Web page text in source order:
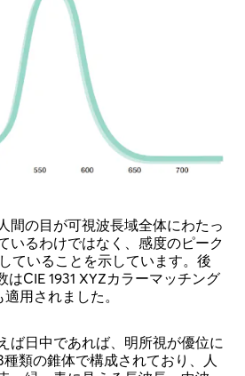
間の目が可視波長域全体にわたっ
いるわけではなく、感度のピーク
ていることを示しています。後
はCIE 1931 XYZカラーマッチング
用されました。
ば日中であれば、明所視が優位に
類の錐体で構成されており、人